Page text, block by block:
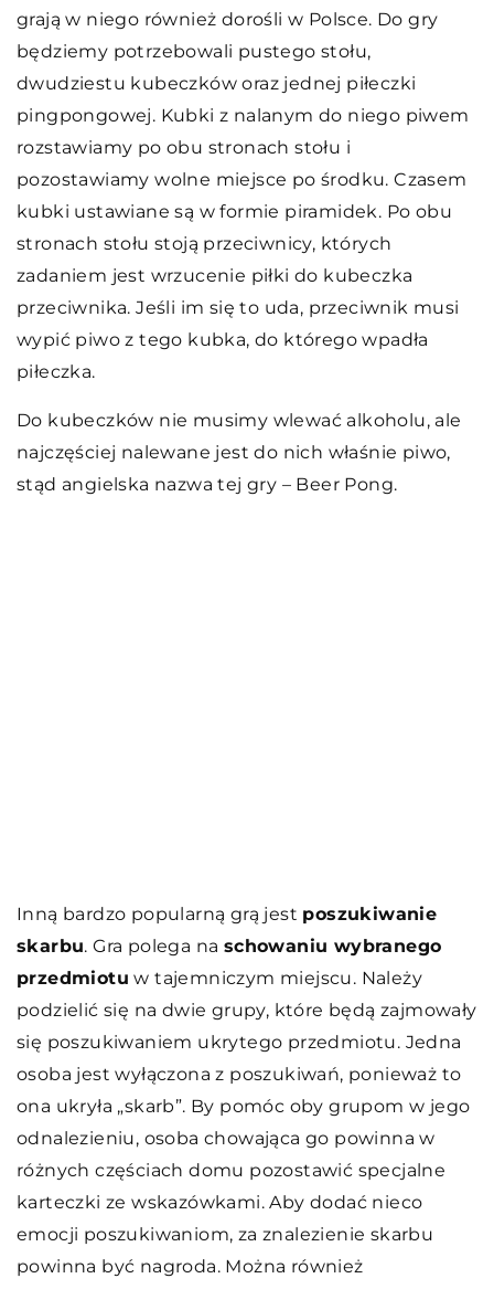
grają w niego również dorośli w Polsce. Do gry
będziemy potrzebowali pustego stołu,
dwudziestu kubeczków oraz jednej piłeczki
pingpongowej. Kubki z nalanym do niego piwem
rozstawiamy po obu stronach stołu i
pozostawiamy wolne miejsce po środku. Czasem
kubki ustawiane są w formie piramidek. Po obu
stronach stołu stoją przeciwnicy, których
zadaniem jest wrzucenie piłki do kubeczka
przeciwnika. Jeśli im się to uda, przeciwnik musi
wypić piwo z tego kubka, do którego wpadła
piłeczka.
Do kubeczków nie musimy wlewać alkoholu, ale
najczęściej nalewane jest do nich właśnie piwo,
stąd angielska nazwa tej gry – Beer Pong.
Inną bardzo popularną grą jest poszukiwanie
skarbu. Gra polega na schowaniu wybranego
przedmiotu w tajemniczym miejscu. Należy
podzielić się na dwie grupy, które będą zajmowały
się poszukiwaniem ukrytego przedmiotu. Jedna
osoba jest wyłączona z poszukiwań, ponieważ to
ona ukryła „skarb”. By pomóc oby grupom w jego
odnalezieniu, osoba chowająca go powinna w
różnych częściach domu pozostawić specjalne
karteczki ze wskazówkami. Aby dodać nieco
emocji poszukiwaniom, za znalezienie skarbu
powinna być nagroda. Można również